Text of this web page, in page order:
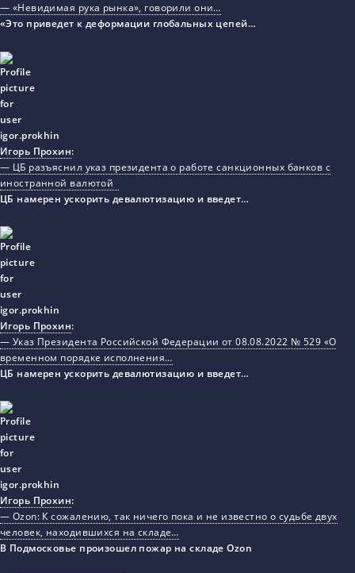
— «Невидимая рука рынка», говорили они…
«Это приведет к деформации глобальных цепей…
Игорь Прохин:
— ЦБ разъяснил указ президента о работе санкционных банков с
иностранной валютой
ЦБ намерен ускорить девалютизацию и введет…
Игорь Прохин:
— Указ Президента Российской Федерации от 08.08.2022 № 529 «О
временном порядке исполнения…
ЦБ намерен ускорить девалютизацию и введет…
Игорь Прохин:
— Ozon: К сожалению, так ничего пока и не известно о судьбе двух
человек, находившихся на складе…
В Подмосковье произошел пожар на складе Ozon